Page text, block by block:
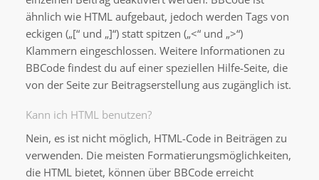
ähnlich wie HTML aufgebaut, jedoch werden Tags von
eckigen („[“ und „]“) statt spitzen („<“ und „>“)
Klammern eingeschlossen. Weitere Informationen zu
BBCode findest du auf einer speziellen Hilfe-Seite, die
von der Seite zur Beitragserstellung aus zugänglich ist.
Kann ich HTML benutzen?
Nein, es ist nicht möglich, HTML-Code in Beiträgen zu
verwenden. Die meisten Formatierungsmöglichkeiten,
die HTML bietet, können über BBCode erreicht